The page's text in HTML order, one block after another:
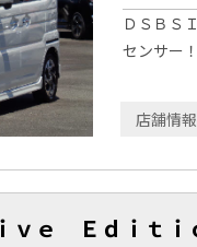
ＤＳＢＳ
センサー！
店舗情報
ｖｅ Ｅｄｉｔ